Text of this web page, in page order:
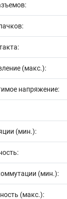
(макс.):
напряжение:
(мин.):
(мин.):
(макс.):